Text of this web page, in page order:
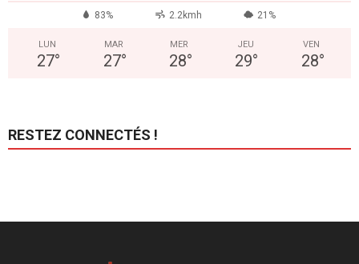
83% 2.2kmh 21%
LUN
27°
MAR
27°
MER
28°
JEU
29°
VEN
28°
RESTEZ CONNECTÉS !